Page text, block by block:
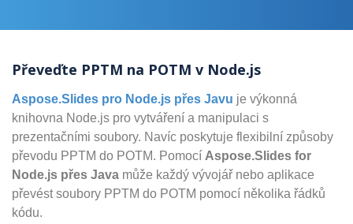
Převeďte PPTM na POTM v Node.js
Aspose.Slides pro Node.js přes Javu je výkonná
knihovna Node.js pro vytváření a manipulaci s
prezentačními soubory. Navíc poskytuje flexibilní způsoby
převodu PPTM do POTM. Pomocí Aspose.Slides for
Node.js přes Java může každý vývojář nebo aplikace
převést soubory PPTM do POTM pomocí několika řádků
kódu.